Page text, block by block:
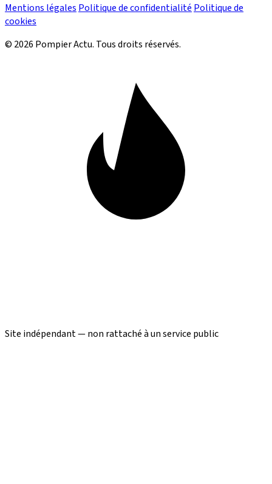
Mentions légales Politique de confidentialité Politique de
cookies
© 2026 Pompier Actu. Tous droits réservés.
Site indépendant — non rattaché à un service public